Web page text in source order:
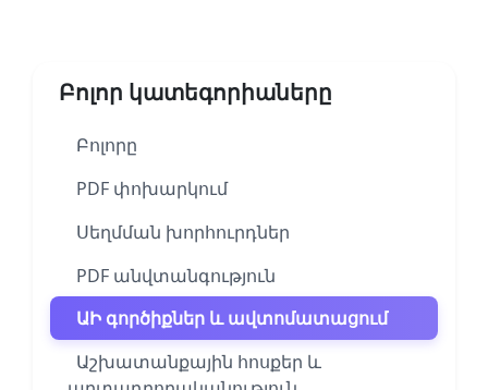
Բոլոր կատեգորիաները
Բոլորը
PDF փոխարկում
Սեղմման խորհուրդներ
PDF անվտանգություն
ԱԻ գործիքներ և ավտոմատացում
Աշխատանքային հոսքեր և